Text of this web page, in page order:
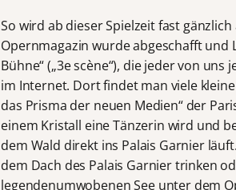
So wird ab dieser Spielzeit fast
Opernmagazin wurde abgeschafft und
Bühne“ („3e scène“), die jeder von
im Internet. Dort findet man viele
das Prisma der neuen Medien“ der
einem Kristall eine Tänzerin wird und
dem Wald direkt ins Palais Garnier
dem Dach des Palais Garnier trinken
legendenumwobenen See unter dem